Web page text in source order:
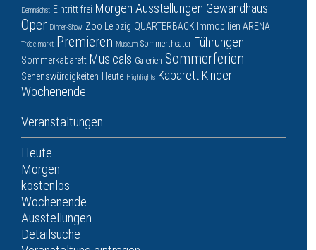
Demnächst Eintritt frei Morgen Ausstellungen Gewandhaus
Oper Dinner-Show Zoo Leipzig QUARTERBACK Immobilien ARENA
Trödelmarkt Premieren Museum Sommertheater Führungen
Sommerkabarett Musicals Galerien Sommerferien
Sehenswürdigkeiten Heute Highlights Kabarett Kinder
Wochenende
Veranstaltungen
Heute
Morgen
kostenlos
Wochenende
Ausstellungen
Detailsuche